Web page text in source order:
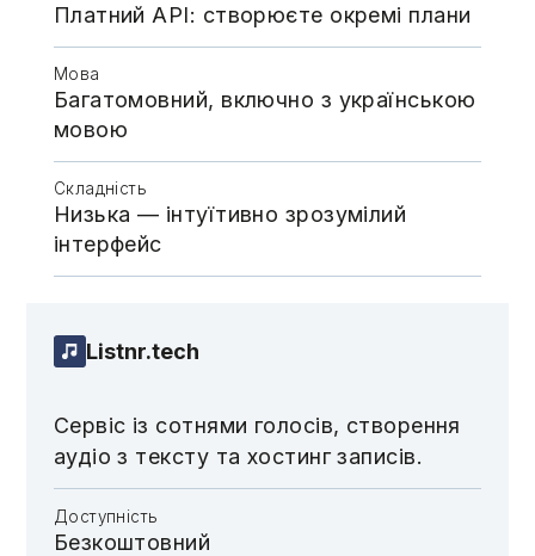
Платний API: створюєте окремі плани
Мова
Багатомовний, включно з українською
мовою
Складність
Низька — інтуїтивно зрозумілий
інтерфейс
Listnr.tech
Сервіс із сотнями голосів, створення
аудіо з тексту та хостинг записів.
Доступність
Безкоштовний